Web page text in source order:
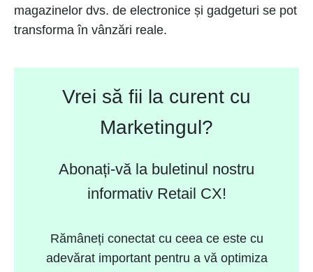
magazinelor dvs. de electronice și gadgeturi se pot
transforma în vânzări reale.
Vrei să fii la curent cu
Marketingul?
Abonați-vă la buletinul nostru
informativ Retail CX!
Rămâneți conectat cu ceea ce este cu
adevărat important pentru a vă optimiza